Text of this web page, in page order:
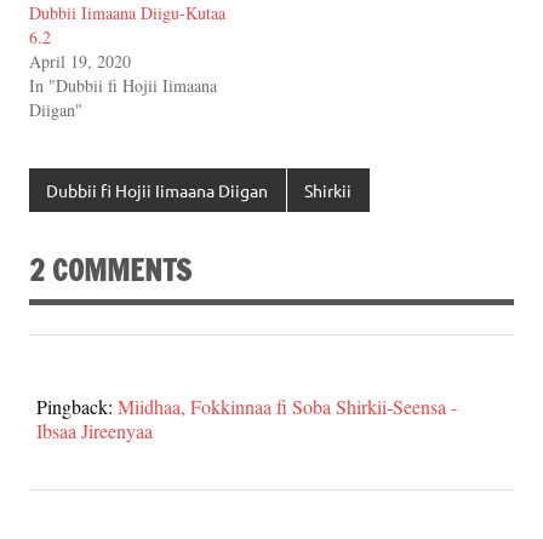
Dubbii Iimaana Diigu-Kutaa
6.2
April 19, 2020
In "Dubbii fi Hojii Iimaana
Diigan"
Dubbii fi Hojii Iimaana Diigan Shirkii
2 COMMENTS
Pingback: Miidhaa, Fokkinnaa fi Soba Shirkii-Seensa -
Ibsaa Jireenyaa